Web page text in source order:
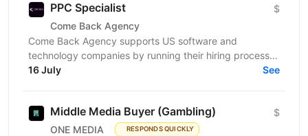
PPC Specialist
Come Back Agency
$
Come Back Agency supports US software and
technology companies by running their hiring process.
We work with delivery and leadership teams to define
16 July See
Middle Media Buyer (Gambling)
ONE MEDIA RESPONDS QUICKLY
$